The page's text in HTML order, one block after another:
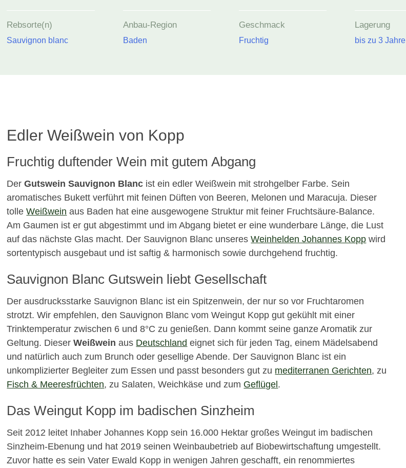
Rebsorte(n)
Sauvignon blanc
Anbau-Region
Baden
Geschmack
Fruchtig
Lagerung
bis zu 3 Jahre
Edler Weißwein von Kopp
Fruchtig duftender Wein mit gutem Abgang
DerGutswein Sauvignon Blanc ist ein edler Weißwein mit strohgelber Farbe. Sein
aromatisches Bukett verführt mit feinen Düften von Beeren, Melonen und Maracuja. Dieser
tolleWeißwein aus Baden hat eine ausgewogene Struktur mit feiner Fruchtsäure-Balance.
Am Gaumen ist er gut abgestimmt und im Abgang bietet er eine wunderbare Länge, die Lust
auf das nächste Glas macht. Der Sauvignon Blanc unseresWeinhelden Johannes Kopp wird
sortentypisch ausgebaut und ist saftig & harmonisch sowie durchgehend fruchtig.
Sauvignon Blanc Gutswein liebt Gesellschaft
Der ausdrucksstarke Sauvignon Blanc ist ein Spitzenwein, der nur so vor Fruchtaromen
strotzt. Wir empfehlen, den Sauvignon Blanc vom Weingut Kopp gut gekühlt mit einer
Trinktemperatur zwischen 6 und 8°C zu genießen. Dann kommt seine ganze Aromatik zur
Geltung. DieserWeißwein aus Deutschland eignet sich für jeden Tag, einem Mädelsabend
und natürlich auch zum Brunch oder gesellige Abende. Der Sauvignon Blanc ist ein
unkomplizierter Begleiter zum Essen und passt besonders gut zu mediterranen Gerichten, zu
Fisch & Meeresfrüchten, zu Salaten, Weichkäse und zum Geflügel .
Das Weingut Kopp im badischen Sinzheim
Seit 2012 leitet Inhaber Johannes Kopp sein 16.000 Hektar großes Weingut im badischen
Sinzheim-Ebenung und hat 2019 seinen Weinbaubetrieb auf Biobewirtschaftung umgestellt.
Zuvor hatte es sein Vater Ewald Kopp in wenigen Jahren geschafft, ein renommiertes